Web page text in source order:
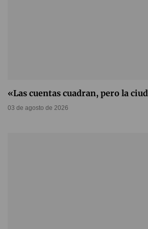
«Las cuentas cuadran, pero la
03 de agosto de 2026